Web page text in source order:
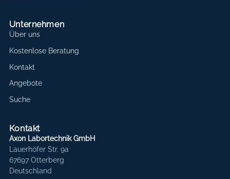
Unternehmen
Über uns
Kostenlose Beratung
Kontakt
Angebote
Suche
Kontakt
Axon Labortechnik GmbH
Lauerhöfer Str. 9a
67697 Otterberg
Deutschland